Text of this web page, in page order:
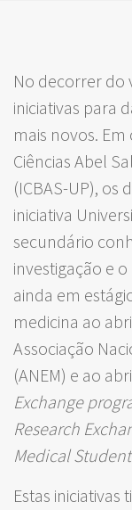
No decorrer do
iniciativas para
mais novos.
Ciências Abel
(ICBAS-UP), os
iniciativa
secundário
investigação e
ainda em
medicina ao
Associação
(ANEM) e ao
Exchange
Research
Medical
Estas